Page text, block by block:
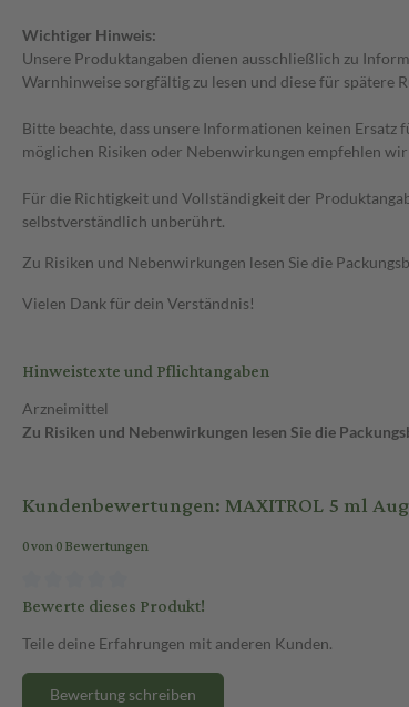
Wichtiger Hinweis:
Unsere Produktangaben dienen ausschließlich zu
Warnhinweise sorgfältig zu lesen und diese für spätere
Bitte beachte, dass unsere Informationen keinen
möglichen Risiken oder Nebenwirkungen empfehlen
Für die Richtigkeit und Vollständigkeit der
selbstverständlich unberührt.
Zu Risiken und Nebenwirkungen lesen Sie die
Vielen Dank für dein Verständnis!
Hinweistexte und Pflichtangaben
Arzneimittel
Zu Risiken und Nebenwirkungen lesen Sie die
Kundenbewertungen: MAXITROL 5 ml
0 von 0 Bewertungen
Bewerte dieses Produkt!
Teile deine Erfahrungen mit anderen Kunden.
Bewertung schreiben